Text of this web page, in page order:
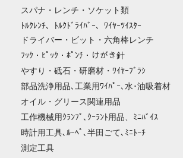
スパナ・レンチ・ソケット類
ﾄﾙｸﾚﾝﾁ、ﾄﾙｸﾄﾞﾗｲﾊﾞｰ、ﾜｲﾔｰﾂｲｽﾀｰ
ドライバー・ビット・六角棒レンチ
ﾌｯｸ・ﾋﾟｯｸ・ﾎﾟﾝﾁ・けがき針
やすり・砥石・研磨材・ﾜｲﾔｰﾌﾞﾗｼ
部品洗浄用品､工業用ﾜｲﾊﾟｰ､水･油吸着材
オイル・グリース関連用品
工作機械用ｸﾗﾝﾌﾟ､ｸｰﾗﾝﾄ用品、ﾐﾆﾊﾞｲｽ
時計用工具､ﾙｰﾍﾟ､半田ごて､ﾐﾆﾄｰﾁ
測定工具